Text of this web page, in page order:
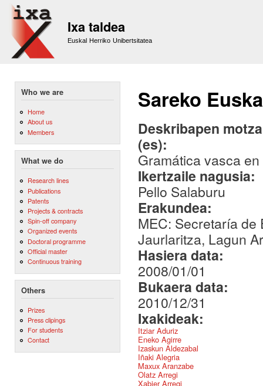
Ixa taldea
Euskal Herriko Unibertsitatea
Who we are
Home
About us
Members
What we do
Research lines
Publications
Patents
Projects & contracts
Spin-off company
Organized events
Doctoral programme
Official master
Continuous training
Others
Prizes
Press clipings
For students
Contact
Sareko
Deskribapen
(es):
Gramática vasca
Ikertzaile nagusia:
Pello Salaburu
Erakundea:
MEC: Secretaría
Jaurlaritza, Lagun
Hasiera data:
2008/01/01
Bukaera data:
2010/12/31
Ixakideak:
Itziar Aduriz
Eneko Agirre
Izaskun Aldezabal
Iñaki Alegria
Maxux Aranzabe
Olatz Arregi
Xabier Arregi